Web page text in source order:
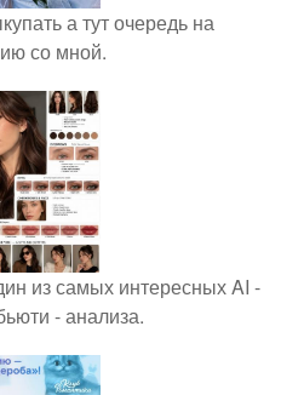
а тут очередь на
со мной.
из самых интересных AI -
- анализа.